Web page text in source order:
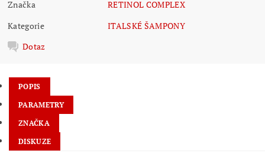
Značka
RETINOL COMPLEX
Kategorie
ITALSKÉ ŠAMPONY
Dotaz
POPIS
PARAMETRY
ZNAČKA
DISKUZE